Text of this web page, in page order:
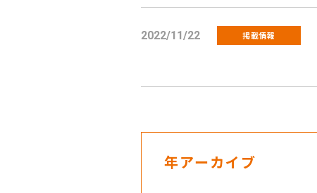
2022/11/22 掲載情報
年アーカイブ